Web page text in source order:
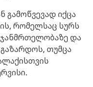
გამოწვევად იქცა
რომელსაც სურს
და
გაზარდოს, თუმცა